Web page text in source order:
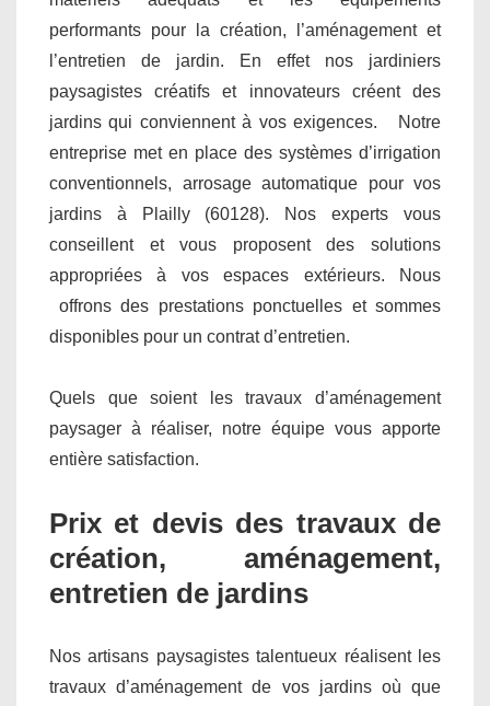
performants pour la création, l’aménagement et
l’entretien de jardin. En effet nos jardiniers
paysagistes créatifs et innovateurs créent des
jardins qui conviennent à vos exigences. Notre
entreprise met en place des systèmes d’irrigation
conventionnels, arrosage automatique pour vos
jardins à Plailly (60128). Nos experts vous
conseillent et vous proposent des solutions
appropriées à vos espaces extérieurs. Nous
offrons des prestations ponctuelles et sommes
disponibles pour un contrat d’entretien.
Quels que soient les travaux d’aménagement
paysager à réaliser, notre équipe vous apporte
entière satisfaction.
Prix et devis des travaux de
création, aménagement,
entretien de jardins
Nos artisans paysagistes talentueux réalisent les
travaux d’aménagement de vos jardins où que